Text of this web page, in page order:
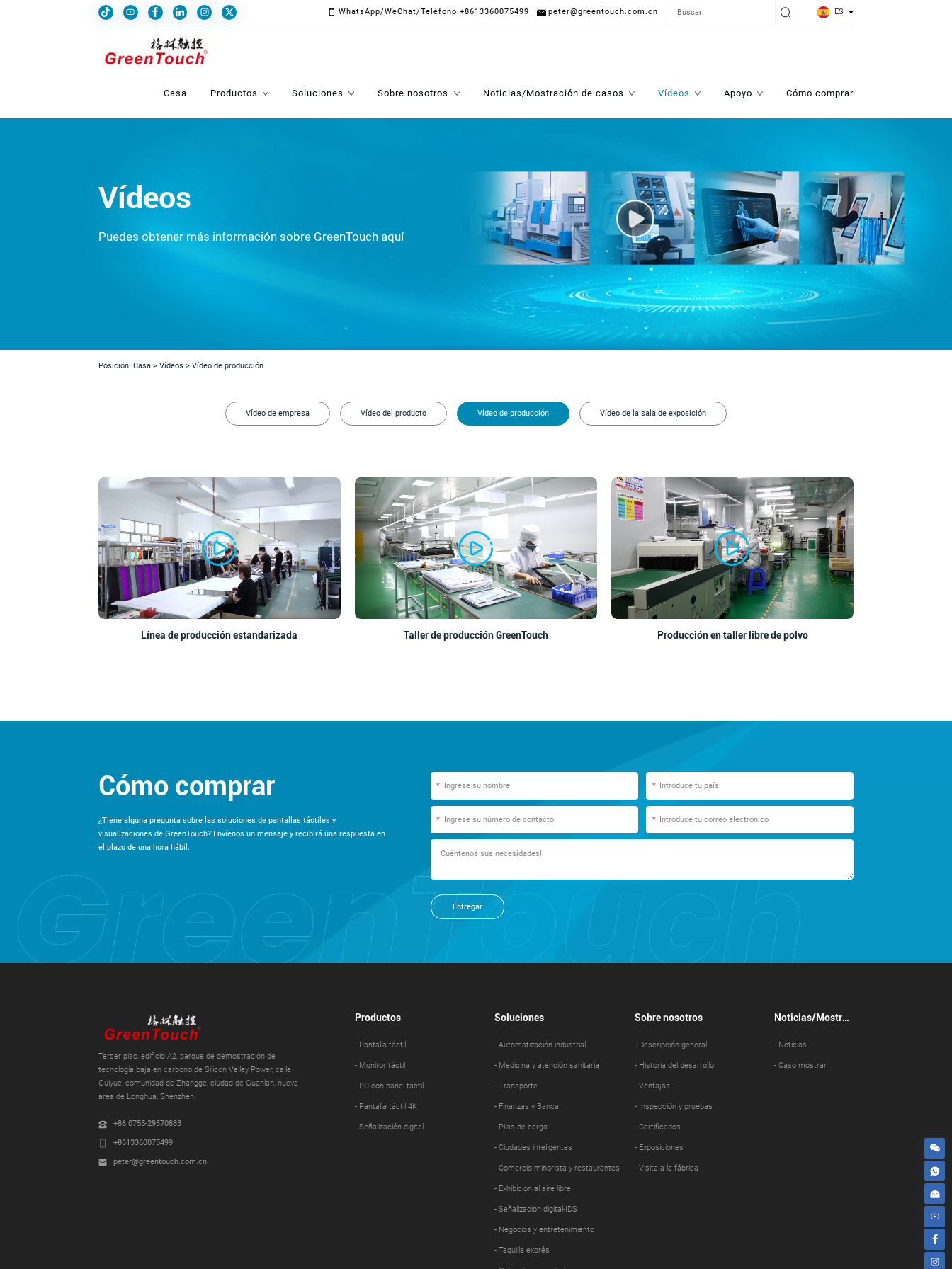
WhatsApp/WeChat/Teléfono +8613360075499 peter@greentouch.com.cn ES
Casa Productos Soluciones Sobre nosotros Noticias/Mostración de casos Vídeos Apoyo Cómo comprar
Vídeos
Puedes obtener más información sobre GreenTouch aquí
Posición: Casa> Vídeos >Vídeo de producción
Vídeo de empresa Vídeo del producto Vídeo de producción Vídeo de la sala de exposición
Línea de producción estandarizada Taller de producción GreenTouch Producción en taller libre de polvo
Cómo comprar
¿Tiene alguna pregunta sobre las soluciones de pantallas táctiles y
visualizaciones de GreenTouch? Envíenos un mensaje y recibirá una respuesta en
el plazo de una hora hábil.
* *
* *
Entregar
Tercer piso, edificio A2, parque de demostración de
tecnología baja en carbono de Silicon Valley Power, calle
Guiyue, comunidad de Zhangge, ciudad de Guanlan, nueva
área de Longhua, Shenzhen.
+86 0755-29370883
+8613360075499
peter@greentouch.com.cn
Productos
- Pantalla táctil
- Monitor táctil
- PC con panel táctil
- Pantalla táctil 4K
- Señalización digital
Soluciones
- Automatización industrial
- Medicina y atención sanitaria
- Transporte
- Finanzas y Banca
- Pilas de carga
- Ciudades inteligentes
- Comercio minorista y restaurantes
- Exhibición al aire libre
- Señalización digital-IDS
- Negocios y entretenimiento
- Taquilla exprés
Sobre nosotros
- Descripción general
- Historia del desarrollo
- Ventajas
- Inspección y pruebas
- Certificados
- Exposiciones
- Visita a la fábrica
Noticias/Mostrac
- Noticias
- Caso mostrar